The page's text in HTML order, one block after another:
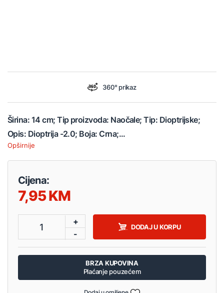
360° prikaz
Širina: 14 cm; Tip proizvoda: Naočale; Tip: Dioptrijske;
Opis: Dioptrija -2.0; Boja: Crna;...
Opširnije
Cijena:
7,95
1
+
-
DODAJ U KORPU
BRZA KUPOVINA
Plaćanje pouzećem